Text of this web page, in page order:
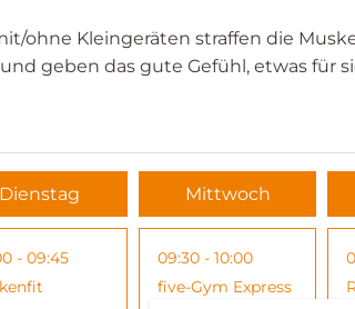
ohne Kleingeräten straffen die
geben das gute Gefühl, etwas für
Dienstag
- 09:45
Mittwoch
09:30 - 10:00
five-Gym Express